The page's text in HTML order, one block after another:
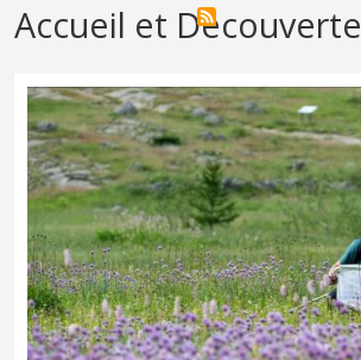
Accueil et Découverte